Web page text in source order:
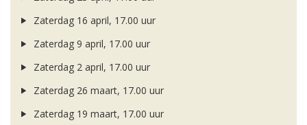
Zaterdag 16 april, 17.00 uur
Zaterdag 9 april, 17.00 uur
Zaterdag 2 april, 17.00 uur
Zaterdag 26 maart, 17.00 uur
Zaterdag 19 maart, 17.00 uur